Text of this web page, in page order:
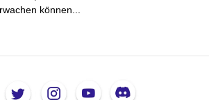
können...